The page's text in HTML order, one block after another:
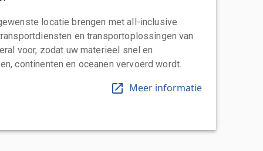
locatie brengen met all-inclusive
en transportoplossingen van
voor, zodat uw materieel snel en
continenten en oceanen vervoerd wordt.
Meer informatie